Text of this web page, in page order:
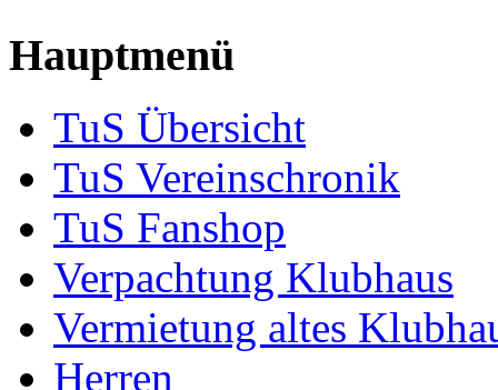
Hauptmenü
TuS Übersicht
TuS Vereinschronik
TuS Fanshop
Verpachtung Klubhaus
Vermietung altes
Herren